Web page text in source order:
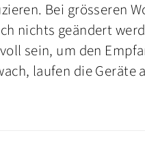
Bei grösseren
nichts geändert
sein, um den
laufen die Geräte